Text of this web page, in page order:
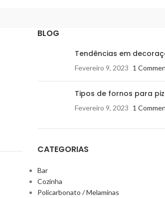
BLOG
Tendências em
Fevereiro 9, 2023 1
Tipos de fornos para
Fevereiro 9, 2023 1
CATEGORIAS
Bar
Cozinha
Policarbonato / Melaminas